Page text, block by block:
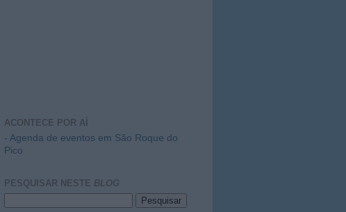
ACONTECE POR AÍ
- Agenda de eventos em São Roque do
Pico
PESQUISAR NESTE BLOG